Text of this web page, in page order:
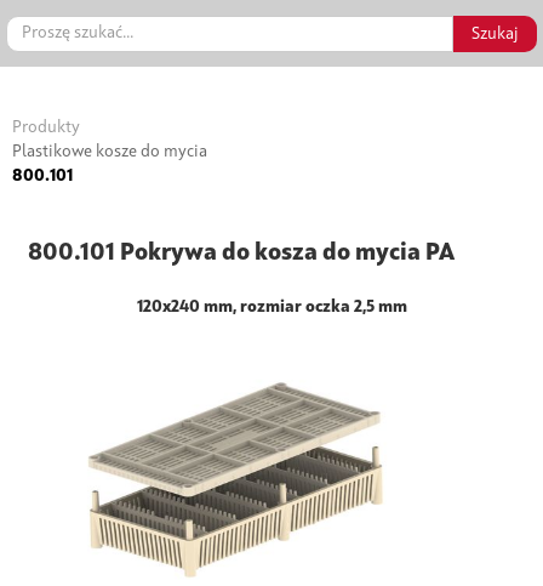
Produkty
Plastikowe kosze do mycia
800.101
800.101 Pokrywa do kosza do mycia PA
120x240 mm, rozmiar oczka 2,5 mm